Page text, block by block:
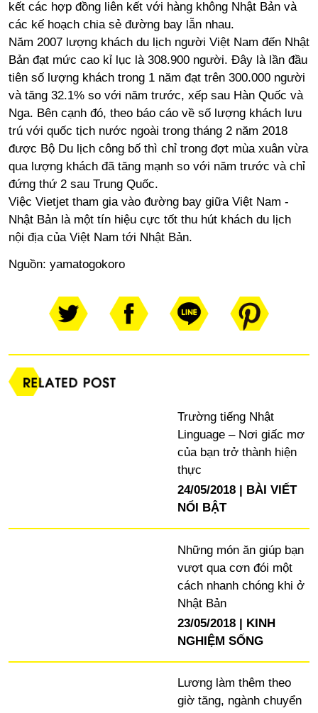
kết các hợp đồng liên kết với hàng không Nhật Bản và
các kế hoạch chia sẻ đường bay lẫn nhau.
Năm 2007 lượng khách du lịch người Việt Nam đến Nhật
Bản đạt mức cao kỉ lục là 308.900 người. Đây là lần đầu
tiên số lượng khách trong 1 năm đạt trên 300.000 người
và tăng 32.1% so với năm trước, xếp sau Hàn Quốc và
Nga. Bên cạnh đó, theo báo cáo về số lượng khách lưu
trú với quốc tịch nước ngoài trong tháng 2 năm 2018
được Bộ Du lịch công bố thì chỉ trong đợt mùa xuân vừa
qua lượng khách đã tăng mạnh so với năm trước và chỉ
đứng thứ 2 sau Trung Quốc.
Việc Vietjet tham gia vào đường bay giữa Việt Nam -
Nhật Bản là một tín hiệu cực tốt thu hút khách du lịch
nội địa của Việt Nam tới Nhật Bản.
Nguồn: yamatogokoro
Trường tiếng Nhật
Linguage – Nơi giấc mơ
của bạn trở thành hiện
thực
24/05/2018
BÀI VIẾT
NỔI BẬT
Những món ăn giúp bạn
vượt qua cơn đói một
cách nhanh chóng khi ở
Nhật Bản
23/05/2018
KINH
NGHIỆM SỐNG
Lương làm thêm theo
giờ tăng, ngành chuyển